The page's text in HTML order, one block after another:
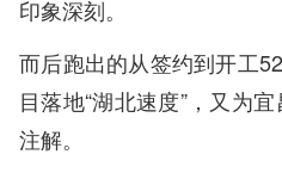
印象深刻。
而后跑出的从签约到开工
目落地“湖北速度”，又为
注解。